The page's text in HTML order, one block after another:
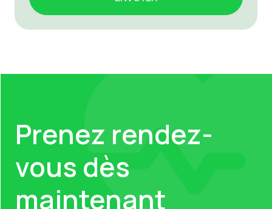
Prenez rendez-
vous dès
maintenant